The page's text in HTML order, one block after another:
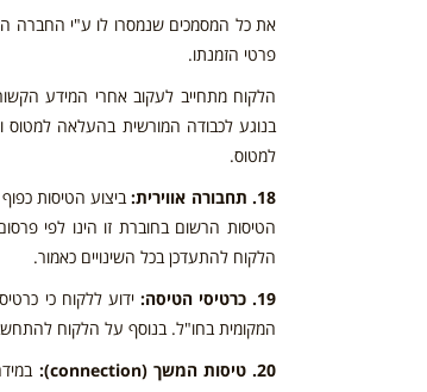
את כל המסמכים שנמסרו לו ע"י החברה
פרטי הזמנתו.
הלקוח מתחייב לעקוב אחרי המידע
בנוגע לכבודה המורשית בהעלאה למטוס
למטוס.
18. תחבורה אווירית:
ביצוע הטיסות
הטיסות הרשום בחוברת זו הינו לפי
הלקוח להתעדכן בכל השינויים כאמור.
19. כרטיסי הטיסה:
ידוע ללקוח כי
המקומית בחו"ל. בנוסף על הלקוח
20. טיסות המשך (connection):